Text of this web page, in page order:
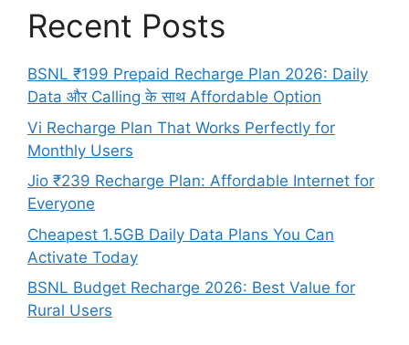
Recent Posts
BSNL ₹199 Prepaid Recharge Plan 2026: Daily
Data और Calling के साथ Affordable Option
Vi Recharge Plan That Works Perfectly for
Monthly Users
Jio ₹239 Recharge Plan: Affordable Internet for
Everyone
Cheapest 1.5GB Daily Data Plans You Can
Activate Today
BSNL Budget Recharge 2026: Best Value for
Rural Users